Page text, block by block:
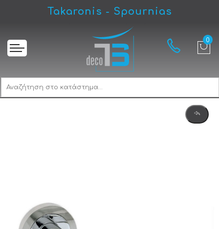
Takaronis - Spournias
Best 105 Πόμολο Μεσόπορτας Νίκελ Ματ/Χρώμιο